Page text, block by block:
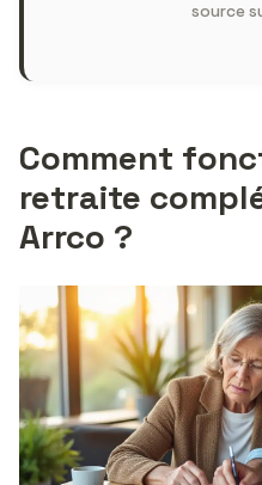
source
Comment
retraite
Arrco ?